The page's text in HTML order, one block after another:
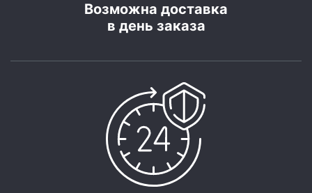
Возможна доставка
в день заказа